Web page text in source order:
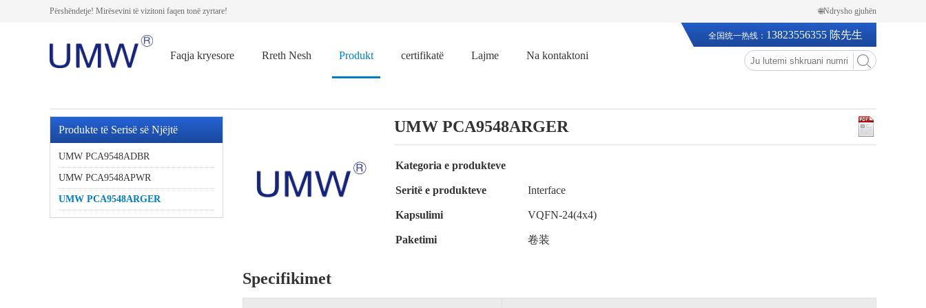
Përshëndetje! Mirësevini të vizitoni faqen tonë zyrtare! 🌐Ndrysho gjuhën
Faqja kryesore Rreth Nesh Produkt certifikatë Lajme Na kontaktoni
全国统一热线： 13823556355 陈先生
Produkte të Serisë së Njëjtë
UMW PCA9548ADBR
UMW PCA9548APWR
UMW PCA9548ARGER
UMW PCA9548ARGER
Kategoria e produkteve
Seritë e produkteve Interface
Kapsulimi VQFN-24(4x4)
Paketimi 卷装
Specifikimet